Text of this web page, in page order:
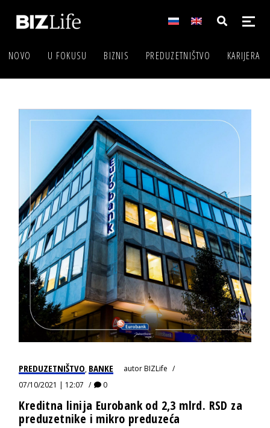
NOVO U FOKUSU BIZNIS PREDUZETNIŠTVO KARIJERA
PREDUZETNIŠTVO, BANKE autorBIZLife
07/10/2021 | 12:07
0
Kreditna linija Eurobank od 2,3 mlrd. RSD za
preduzetnike i mikro preduzeća